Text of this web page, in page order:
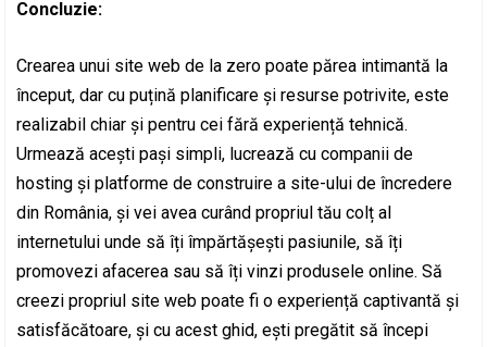
Concluzie:
Crearea unui site web de la zero poate părea intimantă la
început, dar cu puțină planificare și resurse potrivite, este
realizabil chiar și pentru cei fără experiență tehnică.
Urmează acești pași simpli, lucrează cu companii de
hosting și platforme de construire a site-ului de încredere
din România, și vei avea curând propriul tău colț al
internetului unde să îți împărtășești pasiunile, să îți
promovezi afacerea sau să îți vinzi produsele online. Să
creezi propriul site web poate fi o experiență captivantă și
satisfăcătoare, și cu acest ghid, ești pregătit să începi